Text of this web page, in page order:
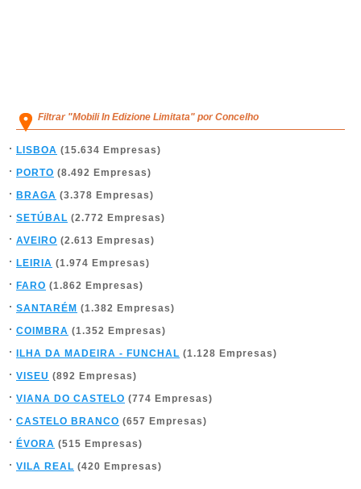
Filtrar "Mobili In Edizione Limitata" por Concelho
LISBOA (15.634 Empresas)
PORTO (8.492 Empresas)
BRAGA (3.378 Empresas)
SETÚBAL (2.772 Empresas)
AVEIRO (2.613 Empresas)
LEIRIA (1.974 Empresas)
FARO (1.862 Empresas)
SANTARÉM (1.382 Empresas)
COIMBRA (1.352 Empresas)
ILHA DA MADEIRA - FUNCHAL (1.128 Empresas)
VISEU (892 Empresas)
VIANA DO CASTELO (774 Empresas)
CASTELO BRANCO (657 Empresas)
ÉVORA (515 Empresas)
VILA REAL (420 Empresas)